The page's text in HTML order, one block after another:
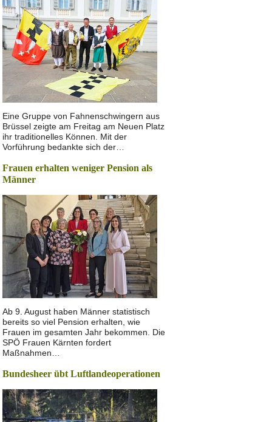
Eine Gruppe von Fahnenschwingern aus
Brüssel zeigte am Freitag am Neuen Platz
ihr traditionelles Können. Mit der
Vorführung bedankte sich der…
Frauen erhalten weniger Pension als
Männer
Ab 9. August haben Männer statistisch
bereits so viel Pension erhalten, wie
Frauen im gesamten Jahr bekommen. Die
SPÖ Frauen Kärnten fordert
Maßnahmen…
Bundesheer übt Luftlandeoperationen